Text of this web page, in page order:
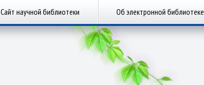
Сайт научной библиотеки Об электронной библиотеке